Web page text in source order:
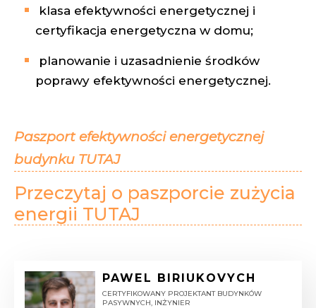
klasa efektywności energetycznej i
certyfikacja energetyczna w domu;
planowanie i uzasadnienie środków
poprawy efektywności energetycznej.
Paszport efektywności energetycznej
budynku TUTAJ
Przeczytaj o paszporcie zużycia
energii TUTAJ
PAWEL BIRIUKOVYCH
CERTYFIKOWANY PROJEKTANT BUDYNKÓW
PASYWNYCH, INŻYNIER